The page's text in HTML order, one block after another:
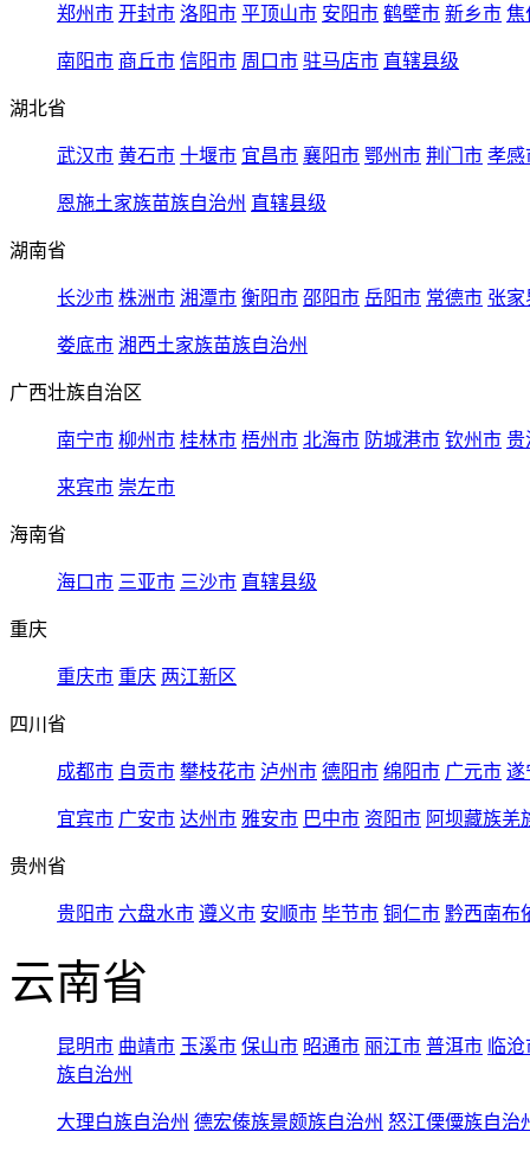
郑州市 开封市 洛阳市 平顶山市 安阳市 鹤壁市 新乡市 焦
南阳市 商丘市 信阳市 周口市 驻马店市 直辖县级
湖北省
武汉市 黄石市 十堰市 宜昌市 襄阳市 鄂州市 荆门市 孝感
恩施土家族苗族自治州 直辖县级
湖南省
长沙市 株洲市 湘潭市 衡阳市 邵阳市 岳阳市 常德市 张家
娄底市 湘西土家族苗族自治州
广西壮族自治区
南宁市 柳州市 桂林市 梧州市 北海市 防城港市 钦州市 贵
来宾市 崇左市
海南省
海口市 三亚市 三沙市 直辖县级
重庆
重庆市 重庆 两江新区
四川省
成都市 自贡市 攀枝花市 泸州市 德阳市 绵阳市 广元市 遂
宜宾市 广安市 达州市 雅安市 巴中市 资阳市 阿坝藏族羌
贵州省
贵阳市 六盘水市 遵义市 安顺市 毕节市 铜仁市 黔西南布
云南省
昆明市 曲靖市 玉溪市 保山市 昭通市 丽江市 普洱市 临
族自治州
大理白族自治州 德宏傣族景颇族自治州 怒江傈僳族自治